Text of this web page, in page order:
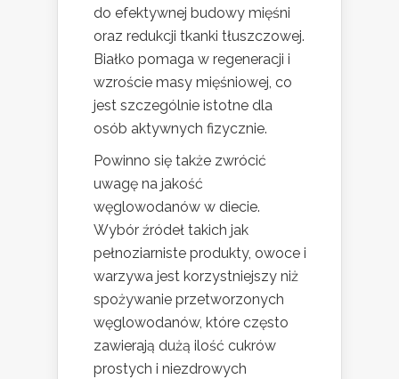
do efektywnej budowy mięśni
oraz redukcji tkanki tłuszczowej.
Białko pomaga w regeneracji i
wzroście masy mięśniowej, co
jest szczególnie istotne dla
osób aktywnych fizycznie.
Powinno się także zwrócić
uwagę na jakość
węglowodanów w diecie.
Wybór źródeł takich jak
pełnoziarniste produkty, owoce i
warzywa jest korzystniejszy niż
spożywanie przetworzonych
węglowodanów, które często
zawierają dużą ilość cukrów
prostych i niezdrowych